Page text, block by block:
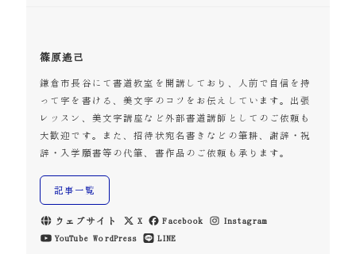
篠原遙己
鎌倉市長谷にて書道教室を開講しており、人前で自信を持
って字を書ける、美文字のコツをお伝えしています。出張
レッスン、美文字講座など外部書道講師としてのご依頼も
大歓迎です。また、招待状宛名書きなどの筆耕、謝辞・祝
辞・入学願書等の代筆、書作品のご依頼も承ります。
記事一覧
ウェブサイト X Facebook
Instagram
YouTube WordPress LINE